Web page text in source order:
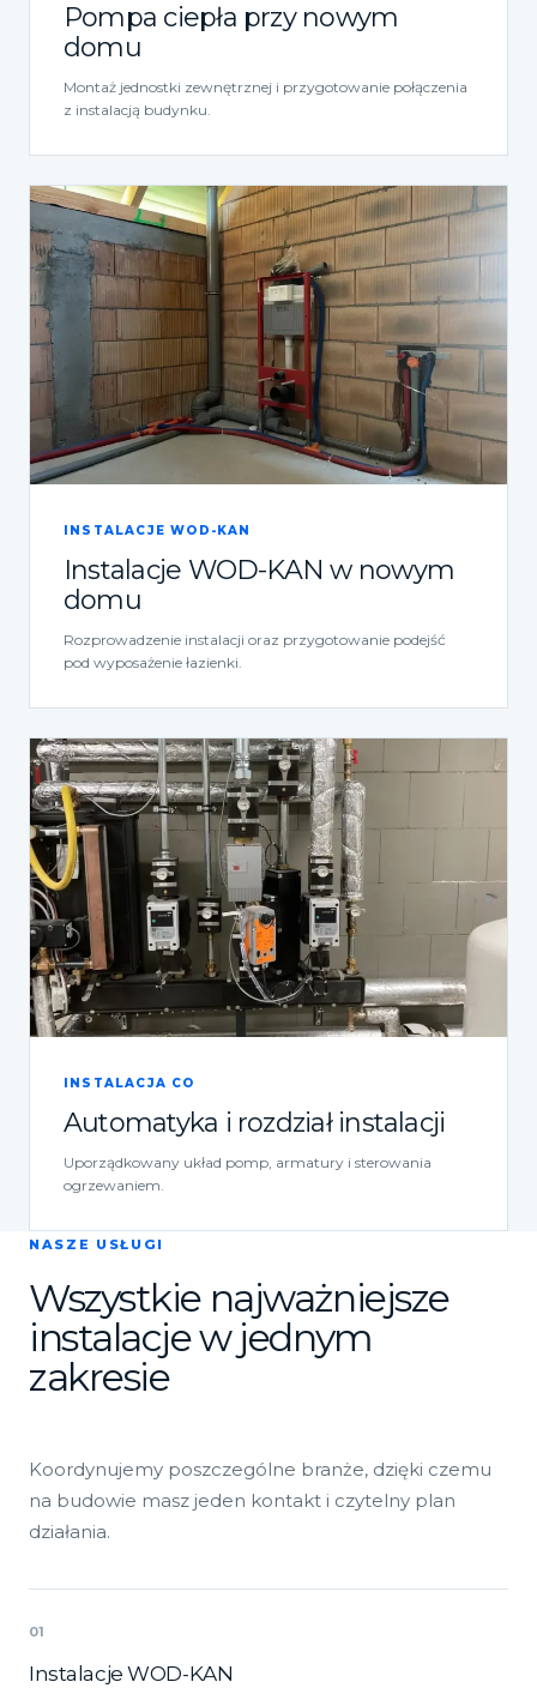
Pompa ciepła przy nowym
domu
Montaż jednostki zewnętrznej i przygotowanie połączenia
z instalacją budynku.
INSTALACJE WOD-KAN
Instalacje WOD-KAN w nowym
domu
Rozprowadzenie instalacji oraz przygotowanie podejść
pod wyposażenie łazienki.
INSTALACJA CO
Automatyka i rozdział instalacji
Uporządkowany układ pomp, armatury i sterowania
ogrzewaniem.
NASZE USŁUGI
Wszystkie najważniejsze
instalacje w jednym
zakresie
Koordynujemy poszczególne branże, dzięki czemu
na budowie masz jeden kontakt i czytelny plan
działania.
01
Instalacje WOD-KAN